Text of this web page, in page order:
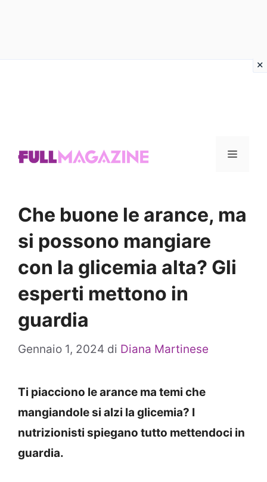
Menu
Che buone le arance, ma
si possono mangiare
con la glicemia alta? Gli
esperti mettono in
guardia
Gennaio 1, 2024 di Diana Martinese
Ti piacciono le arance ma temi che
mangiandole si alzi la glicemia? I
nutrizionisti spiegano tutto mettendoci in
guardia.